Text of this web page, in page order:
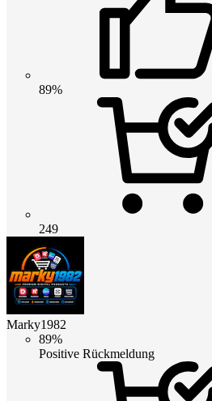
89%
249
Marky1982
89%
Positive Rückmeldung